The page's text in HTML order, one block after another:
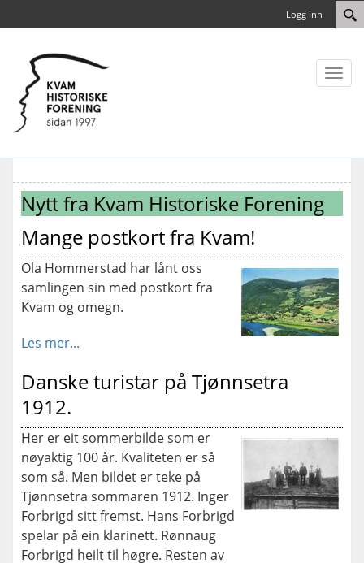
Logg inn
Toggle
Nytt fra Kvam Historiske Forening
Mange postkort fra Kvam!
Ola Hommerstad har lånt oss
samlingen sin med postkort fra
Kvam og omegn.
Les mer...
Danske turistar på Tjønnsetra
1912.
Her er eit sommerbilde som er
nøyaktig 100 år. Kvaliteten er så
som så. Men bildet er teke på
Tjønnsetra sommaren 1912. Inger
Forbrigd sitt fremst. Hans Forbrigd
spelar på ein klarinett. Rønnaug
Forbrigd heilt til høgre. Resten av